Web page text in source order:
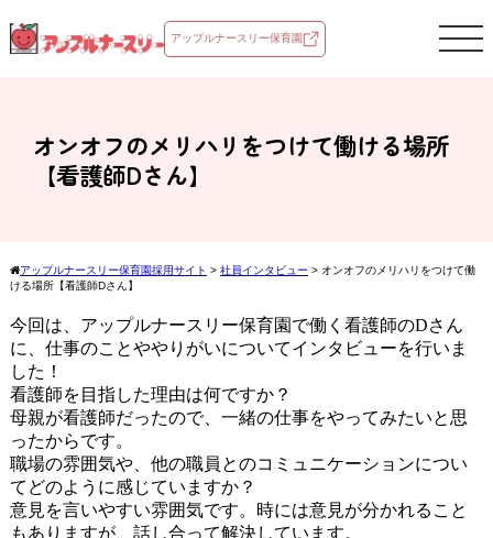
アップルナースリー保育園
スマ
エントリーはこちら
オンオフのメリハリをつけて働ける場所
【看護師Dさん】
アップルナースリー保育園採用サイト > 社員インタビュー > オンオフのメリハリをつけて働
ける場所【看護師Dさん】
今回は、アップルナースリー保育園で働く看護師のDさん
に、仕事のことややりがいについてインタビューを行いま
した！
看護師を目指した理由は何ですか？
母親が看護師だったので、一緒の仕事をやってみたいと思
ったからです。
職場の雰囲気や、他の職員とのコミュニケーションについ
てどのように感じていますか？
意見を言いやすい雰囲気です。時には意見が分かれること
もありますが、話し合って解決しています。